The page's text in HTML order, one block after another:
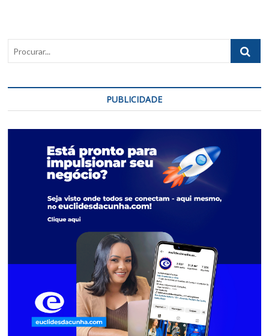
PUBLICIDADE